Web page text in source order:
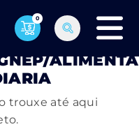
0
trouxe até aqui